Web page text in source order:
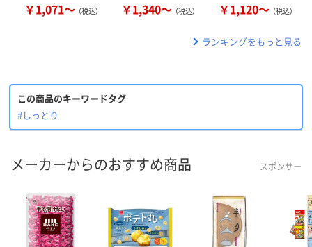
￥1,071～ （税込） ￥1,340～ （税込） ￥1,120～ （税込）
ランキングをもっと見る
この商品のキーワードタグ
#しっとり
メーカーからのおすすめ商品 スポンサー